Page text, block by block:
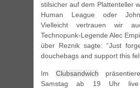
stilsicher auf dem Plattenteller
Human League oder
Vielleicht vertrauen wir
Technopunk-Legende Alec
über Reznik sagte: “Just
douchebags and support this
Im Clubsandwich
Samstag ab 19 Uhr